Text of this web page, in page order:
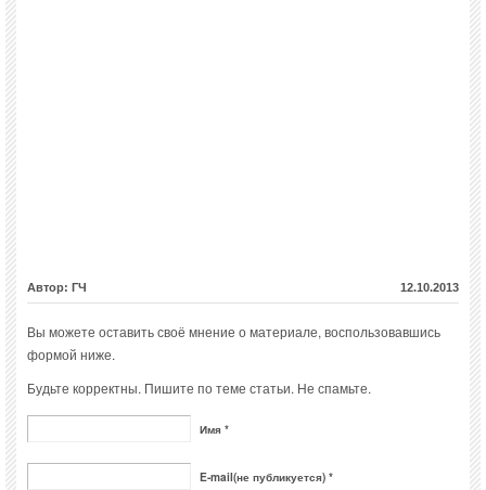
Автор: ГЧ 12.10.2013
Вы можете оставить своё мнение о материале, воспользовавшись
формой ниже.
Будьте корректны. Пишите по теме статьи. Не спамьте.
Имя *
E-mail(не публикуется) *